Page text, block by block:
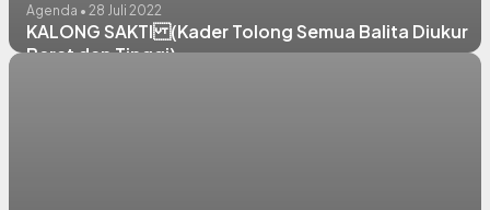
Agenda • 28 Juli 2022
KALONG SAKTI (Kader Tolong Semua Balita Diukur
Berat dan Tinggi)